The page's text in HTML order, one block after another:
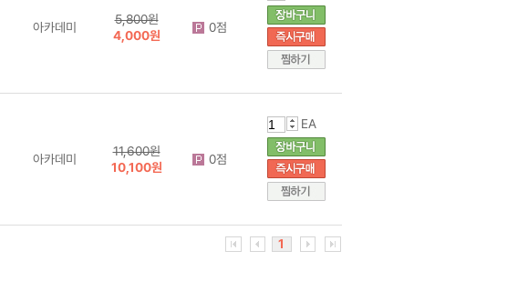
아카데미
5,800원
4,000원
0점
아카데미
11,600원
10,100원
0점
EA
1